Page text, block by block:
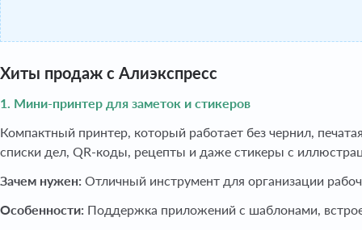
Хиты продаж с Алиэкспресс
1. Мини-принтер для заметок и стикеров
Компактный принтер, который работает без чернил,
списки дел, QR-коды, рецепты и даже стикеры с
Зачем нужен: Отличный инструмент для организации
Особенности: Поддержка приложений с шаблонами,